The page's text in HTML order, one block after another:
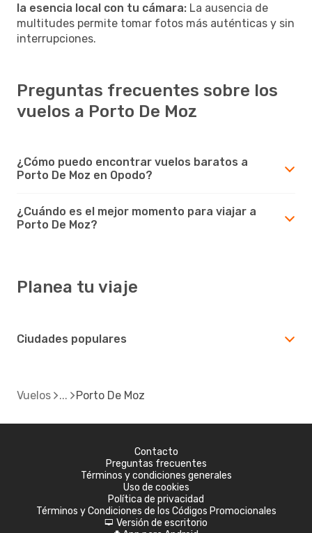
la esencia local con tu cámara: La ausencia de
multitudes permite tomar fotos más auténticas y sin
interrupciones.
Preguntas frecuentes sobre los
vuelos a Porto De Moz
¿Cómo puedo encontrar vuelos baratos a
Porto De Moz en Opodo?
¿Cuándo es el mejor momento para viajar a
Porto De Moz?
Planea tu viaje
Ciudades populares
Vuelos Porto De Moz
Contacto
Preguntas frecuentes
Términos y condiciones generales
Uso de cookies
Política de privacidad
Términos y Condiciones de los Códigos Promocionales
d Versión de escritorio